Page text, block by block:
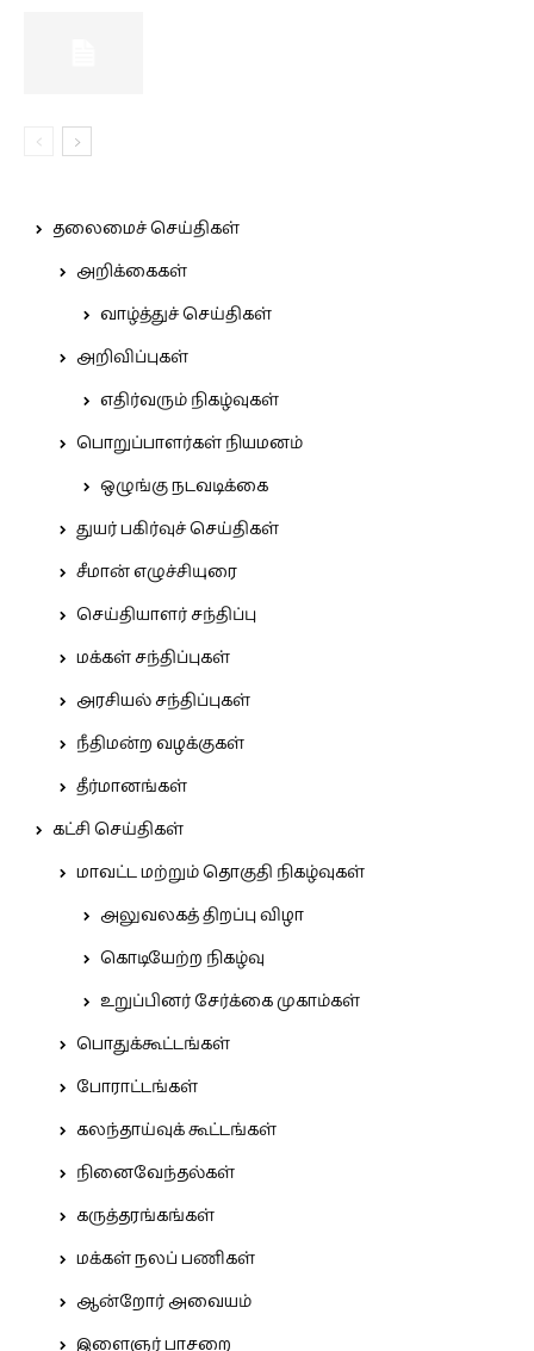
தலைமைச் செய்திகள்
அறிக்கைகள்
வாழ்த்துச் செய்திகள்
அறிவிப்புகள்
எதிர்வரும் நிகழ்வுகள்
பொறுப்பாளர்கள் நியமனம்
ஒழுங்கு நடவடிக்கை
துயர் பகிர்வுச் செய்திகள்
சீமான் எழுச்சியுரை
செய்தியாளர் சந்திப்பு
மக்கள் சந்திப்புகள்
அரசியல் சந்திப்புகள்
நீதிமன்ற வழக்குகள்
தீர்மானங்கள்
கட்சி செய்திகள்
மாவட்ட மற்றும் தொகுதி நிகழ்வுகள்
அலுவலகத் திறப்பு விழா
கொடியேற்ற நிகழ்வு
உறுப்பினர் சேர்க்கை முகாம்கள்
பொதுக்கூட்டங்கள்
போராட்டங்கள்
கலந்தாய்வுக் கூட்டங்கள்
நினைவேந்தல்கள்
கருத்தரங்கங்கள்
மக்கள் நலப் பணிகள்
ஆன்றோர் அவையம்
இளைஞர் பாசறை